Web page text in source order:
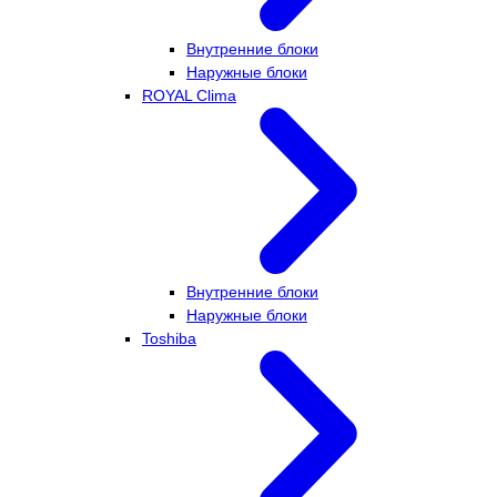
Внутренние блоки
Наружные блоки
ROYAL Clima
Внутренние блоки
Наружные блоки
Toshiba